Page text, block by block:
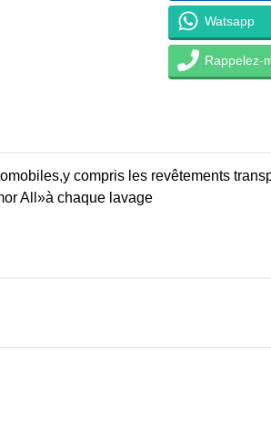
Watsapp
Rappelez-
compris les revêtements
All»à chaque lavage